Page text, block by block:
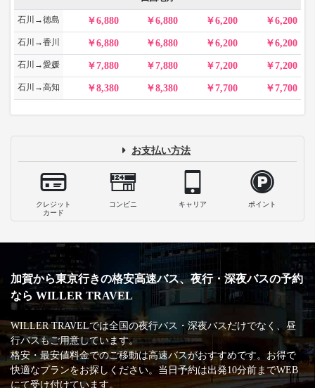
石川→徳島 6,880 6,880 6,200 6,200
石川→香川 6,880 6,880 6,200 6,200
石川→愛媛 7,880 7,880 7,200 7,200
石川→高知 8,380 8,380 7,700 7,700
お支払い方法
クレジット
カード
コンビニ キャリア ポイント
加賀から東京行きの格安高速バス、夜行・深夜バスの予約
なら WILLER TRAVEL
WILLER TRAVELでは全国の夜行バス・深夜バスだけでなく、昼
行バスもご用意しています。
格安・最安値料金でのご移動は高速バスがおすすめです。お得で
快適なプランをお探しください。当日予約は出発10分前までWEB
にて受け付けています。